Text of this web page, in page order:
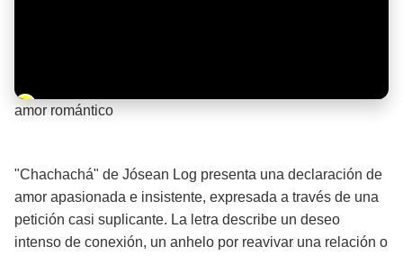
Barra de progreso de la reproducción
amor romántico
"Chachachá" de Jósean Log presenta una declaración de
amor apasionada e insistente, expresada a través de una
petición casi suplicante. La letra describe un deseo
intenso de conexión, un anhelo por reavivar una relación o